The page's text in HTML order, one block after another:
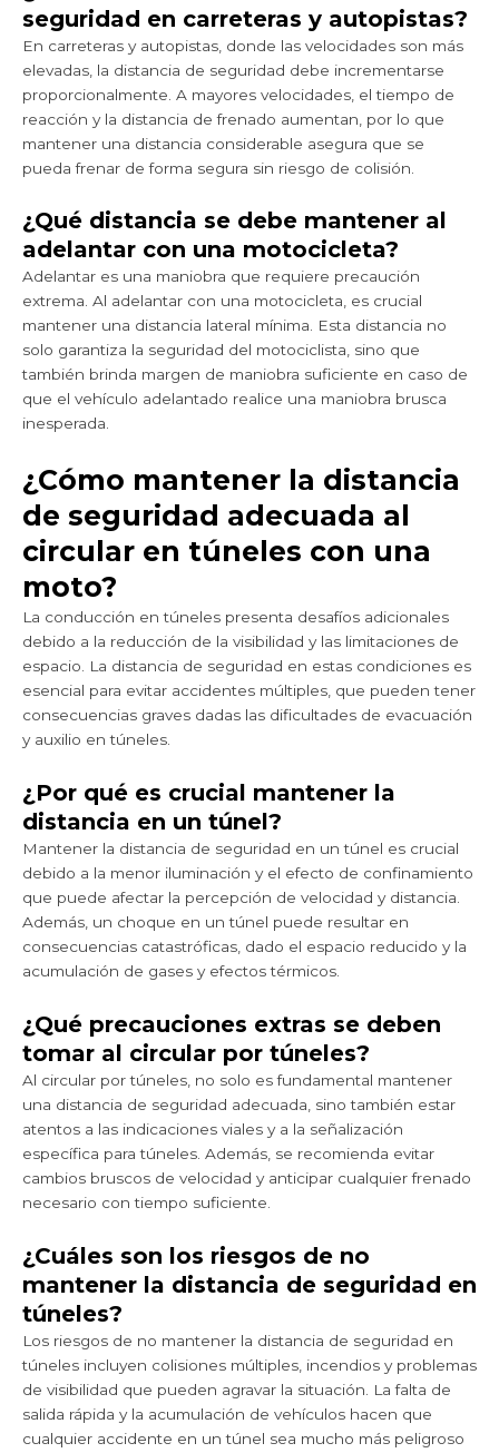
seguridad en carreteras y autopistas?
En carreteras y autopistas, donde las velocidades son más
elevadas, la distancia de seguridad debe incrementarse
proporcionalmente. A mayores velocidades, el tiempo de
reacción y la distancia de frenado aumentan, por lo que
mantener una distancia considerable asegura que se
pueda frenar de forma segura sin riesgo de colisión.
¿Qué distancia se debe mantener al
adelantar con una motocicleta?
Adelantar es una maniobra que requiere precaución
extrema. Al adelantar con una motocicleta, es crucial
mantener una distancia lateral mínima. Esta distancia no
solo garantiza la seguridad del motociclista, sino que
también brinda margen de maniobra suficiente en caso de
que el vehículo adelantado realice una maniobra brusca
inesperada.
¿Cómo mantener la distancia
de seguridad adecuada al
circular en túneles con una
moto?
La conducción en túneles presenta desafíos adicionales
debido a la reducción de la visibilidad y las limitaciones de
espacio. La distancia de seguridad en estas condiciones es
esencial para evitar accidentes múltiples, que pueden tener
consecuencias graves dadas las dificultades de evacuación
y auxilio en túneles.
¿Por qué es crucial mantener la
distancia en un túnel?
Mantener la distancia de seguridad en un túnel es crucial
debido a la menor iluminación y el efecto de confinamiento
que puede afectar la percepción de velocidad y distancia.
Además, un choque en un túnel puede resultar en
consecuencias catastróficas, dado el espacio reducido y la
acumulación de gases y efectos térmicos.
¿Qué precauciones extras se deben
tomar al circular por túneles?
Al circular por túneles, no solo es fundamental mantener
una distancia de seguridad adecuada, sino también estar
atentos a las indicaciones viales y a la señalización
específica para túneles. Además, se recomienda evitar
cambios bruscos de velocidad y anticipar cualquier frenado
necesario con tiempo suficiente.
¿Cuáles son los riesgos de no
mantener la distancia de seguridad en
túneles?
Los riesgos de no mantener la distancia de seguridad en
túneles incluyen colisiones múltiples, incendios y problemas
de visibilidad que pueden agravar la situación. La falta de
salida rápida y la acumulación de vehículos hacen que
cualquier accidente en un túnel sea mucho más peligroso